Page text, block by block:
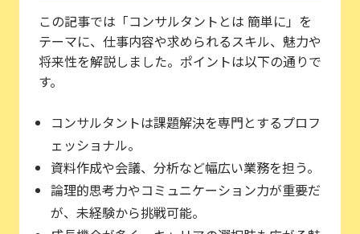
この記事では「コンサルタントとは 簡単に」を
テーマに、仕事内容や求められるスキル、魅力や
将来性を解説しました。ポイントは以下の通りで
す。
コンサルタントは課題解決を専門とするプロフ
ェッショナル。
資料作成や会議、分析など幅広い業務を担う。
論理的思考力やコミュニケーション力が重要だ
が、未経験から挑戦可能。